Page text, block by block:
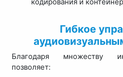
Гибкое
Благодаря множеству
позволяет: